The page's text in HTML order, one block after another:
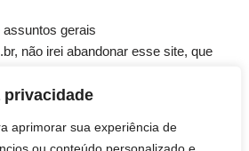
privacidade
aprimorar sua experiência de
gerais
não irei abandonar esse site, que